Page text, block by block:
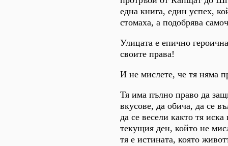
една книга, един успех,
стомаха, а подобрява
Улицата е епично
своите права!
И не мислете, че тя няма
Тя има пълно право да
вкусове, да обича, да се
да се весели както тя
текущия ден, който не
тя е истината, която